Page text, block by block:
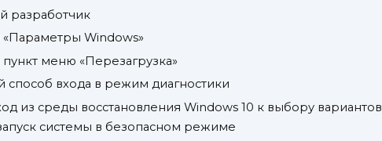
разработчик
Windows»
меню «Перезагрузка»
способ входа в режим диагностики
из среды восстановления Windows 10 к выбору вариантов
системы в безопасном режиме